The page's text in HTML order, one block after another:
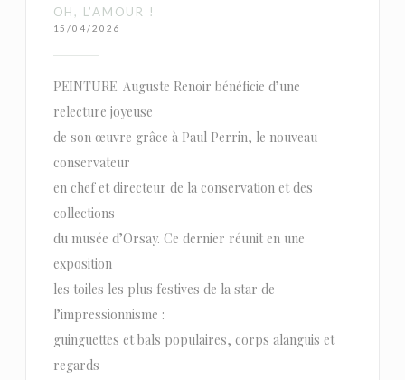
OH, L’AMOUR !
15/04/2026
PEINTURE. Auguste Renoir bénéficie d’une
relecture joyeuse
de son œuvre grâce à Paul Perrin, le nouveau
conservateur
en chef et directeur de la conservation et des
collections
du musée d’Orsay. Ce dernier réunit en une
exposition
les toiles les plus festives de la star de
l’impressionnisme :
guinguettes et bals populaires, corps alanguis et
regards